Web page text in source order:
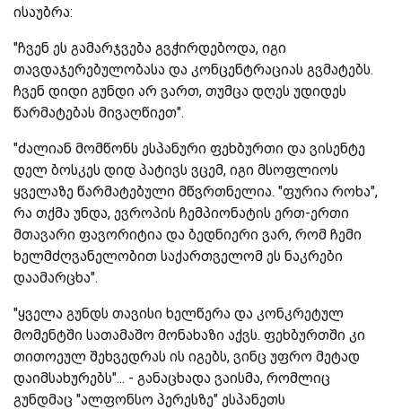
ისაუბრა:
"ჩვენ ეს გამარჯვება გვჭირდებოდა, იგი
თავდაჯერებულობასა და კონცენტრაციას გვმატებს.
ჩვენ დიდი გუნდი არ ვართ, თუმცა დღეს უდიდეს
წარმატებას მივაღწიეთ".
"ძალიან მომწონს ესპანური ფეხბურთი და ვისენტე
დელ ბოსკეს დიდ პატივს ვცემ, იგი მსოფლიოს
ყველაზე წარმატებული მწვრთნელია. "ფურია როხა",
რა თქმა უნდა, ევროპის ჩემპიონატის ერთ-ერთი
მთავარი ფავორიტია და ბედნიერი ვარ, რომ ჩემი
ხელმძღვანელობით საქართველომ ეს ნაკრები
დაამარცხა".
"ყველა გუნდს თავისი ხელწერა და კონკრეტულ
მომენტში სათამაშო მონახაზი აქვს. ფეხბურთში კი
თითოეულ შეხვედრას ის იგებს, ვინც უფრო მეტად
დაიმსახურებს"... - განაცხადა ვაისმა, რომლიც
გუნდმაც "ალფონსო პერესზე" ესპანეთს